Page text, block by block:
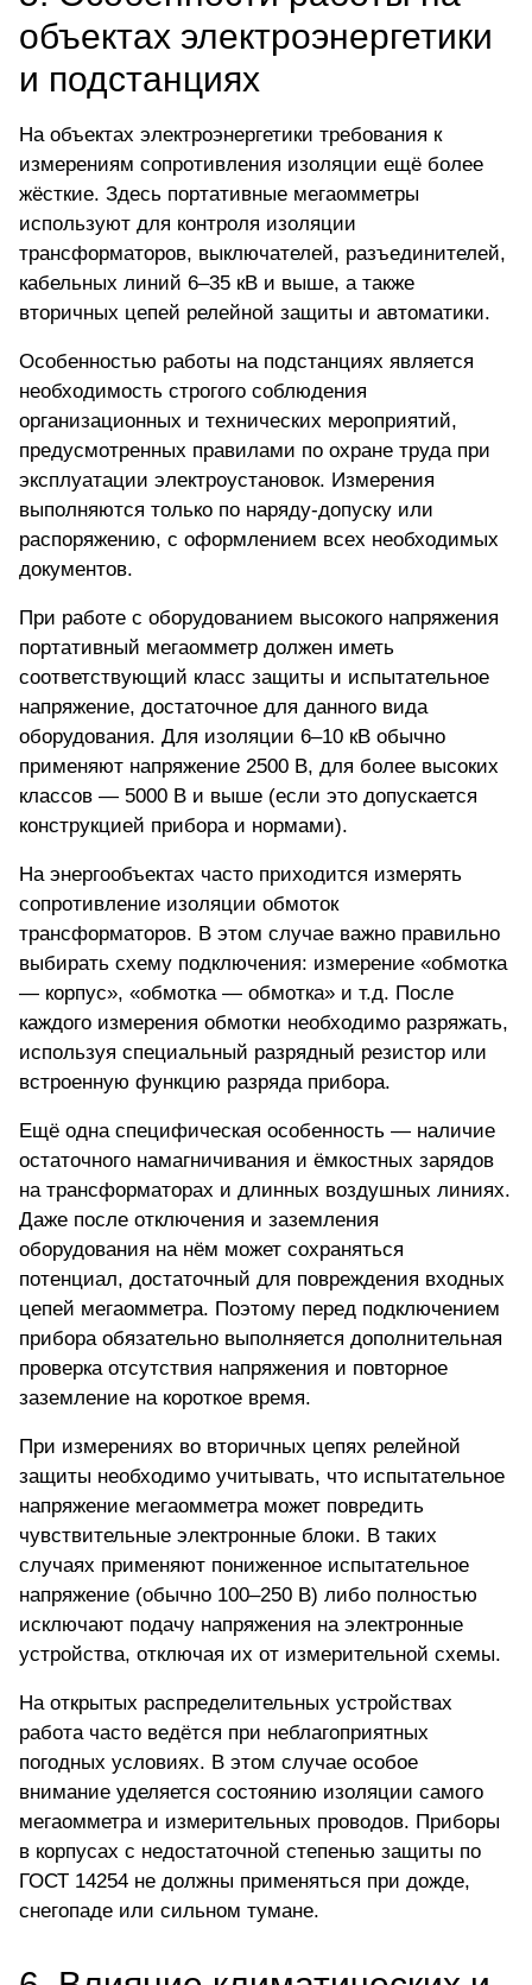
объектах электроэнергетики
и подстанциях
На объектах электроэнергетики требования к
измерениям сопротивления изоляции ещё более
жёсткие. Здесь портативные мегаомметры
используют для контроля изоляции
трансформаторов, выключателей, разъединителей,
кабельных линий 6–35 кВ и выше, а также
вторичных цепей релейной защиты и автоматики.
Особенностью работы на подстанциях является
необходимость строгого соблюдения
организационных и технических мероприятий,
предусмотренных правилами по охране труда при
эксплуатации электроустановок. Измерения
выполняются только по наряду-допуску или
распоряжению, с оформлением всех необходимых
документов.
При работе с оборудованием высокого напряжения
портативный мегаомметр должен иметь
соответствующий класс защиты и испытательное
напряжение, достаточное для данного вида
оборудования. Для изоляции 6–10 кВ обычно
применяют напряжение 2500 В, для более высоких
классов — 5000 В и выше (если это допускается
конструкцией прибора и нормами).
На энергообъектах часто приходится измерять
сопротивление изоляции обмоток
трансформаторов. В этом случае важно правильно
выбирать схему подключения: измерение «обмотка
— корпус», «обмотка — обмотка» и т.д. После
каждого измерения обмотки необходимо разряжать,
используя специальный разрядный резистор или
встроенную функцию разряда прибора.
Ещё одна специфическая особенность — наличие
остаточного намагничивания и ёмкостных зарядов
на трансформаторах и длинных воздушных линиях.
Даже после отключения и заземления
оборудования на нём может сохраняться
потенциал, достаточный для повреждения входных
цепей мегаомметра. Поэтому перед подключением
прибора обязательно выполняется дополнительная
проверка отсутствия напряжения и повторное
заземление на короткое время.
При измерениях во вторичных цепях релейной
защиты необходимо учитывать, что испытательное
напряжение мегаомметра может повредить
чувствительные электронные блоки. В таких
случаях применяют пониженное испытательное
напряжение (обычно 100–250 В) либо полностью
исключают подачу напряжения на электронные
устройства, отключая их от измерительной схемы.
На открытых распределительных устройствах
работа часто ведётся при неблагоприятных
погодных условиях. В этом случае особое
внимание уделяется состоянию изоляции самого
мегаомметра и измерительных проводов. Приборы
в корпусах с недостаточной степенью защиты по
ГОСТ 14254 не должны применяться при дожде,
снегопаде или сильном тумане.